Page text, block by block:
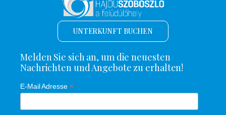
UNTERKUNFT BUCHEN
Melden Sie sich an, um die neuesten
Nachrichten und Angebote zu erhalten!
E-Mail Adresse *